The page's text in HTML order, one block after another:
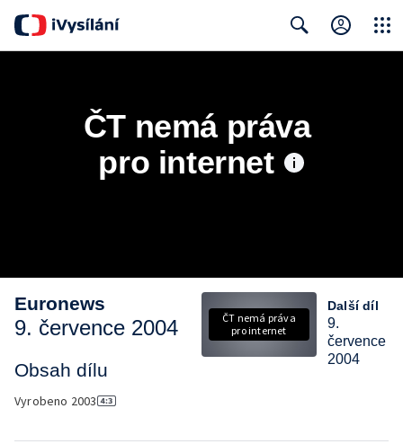
ČT nemá práva
pro internet
Euronews
9. července 2004
Obsah dílu
Vyrobeno 2003
ČT nemá práva
pro internet
Další díl
9.
července
2004